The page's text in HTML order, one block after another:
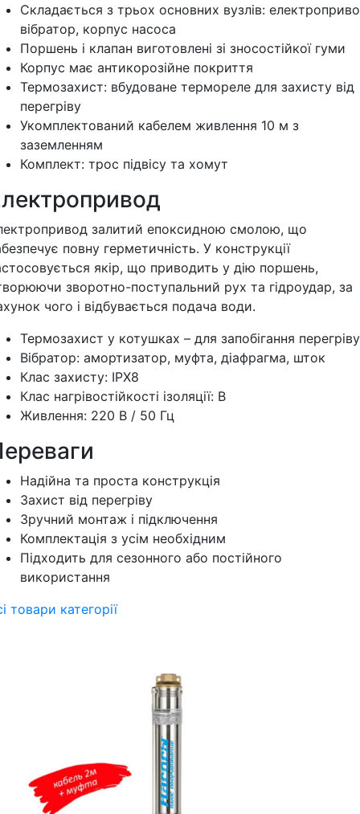
Складається з трьох основних вузлів:
вібратор, корпус насоса
Поршень і клапан виготовлені зі зносостійкої гуми
Корпус має антикорозійне покриття
Термозахист: вбудоване термореле для захисту від
перегріву
Укомплектований кабелем живлення 10 м з
заземленням
Комплект: трос підвісу та хомут
залитий епоксидною смолою, що
повну герметичність. У конструкції
якір, що приводить у дію поршень,
зворотно-поступальний рух та гідроудар, за
чого і відбувається подача води.
Термозахист у котушках – для запобігання перегріву
Вібратор: амортизатор, муфта, діафрагма, шток
Клас захисту: IPX8
Клас нагрівостійкості ізоляції: B
Живлення: 220 В / 50 Гц
Надійна та проста конструкція
Захист від перегріву
Зручний монтаж і підключення
Комплектація з усім необхідним
Підходить для сезонного або постійного
використання
товари категорії